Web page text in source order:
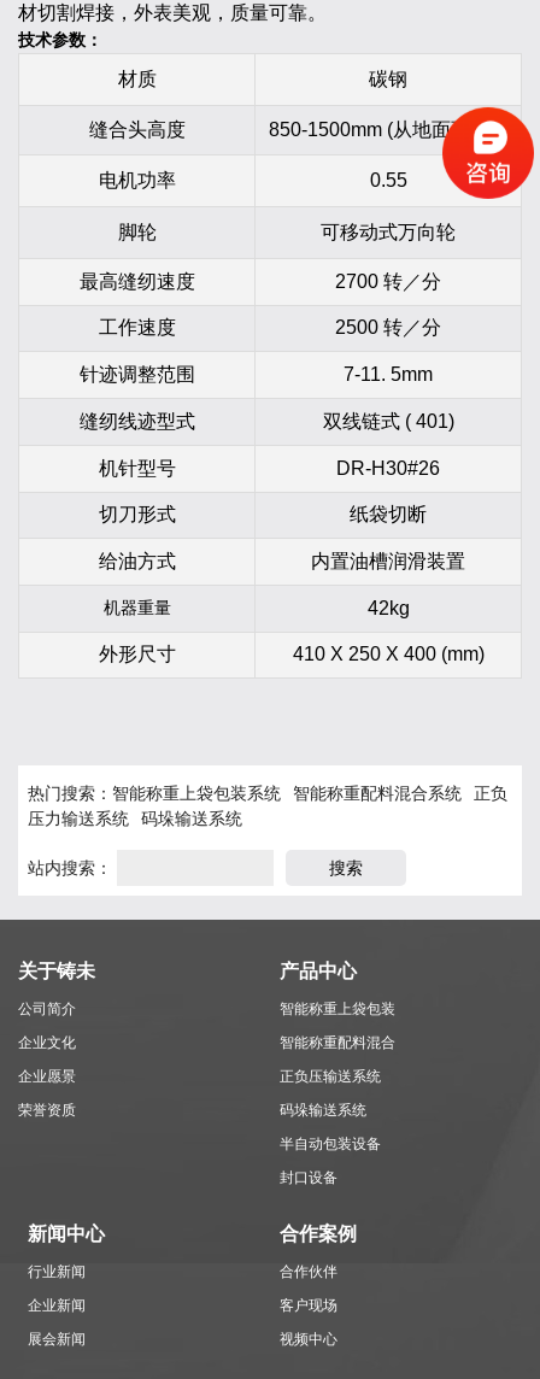
材切割焊接，外表美观，质量可靠。
技术参数 ：
材质 碳钢
缝合头高度 850-1500mm (从地面到针）
电机功率 0.55
脚轮 可移动式万向轮
最高缝纫速度 2700 转／分
工作速度 2500 转／分
针迹调整范围 7-11. 5mm
缝纫线迹型式 双线链式 ( 401)
机针型号 DR-H30#26
切刀形式 纸袋切断
给油方式 内置油槽润滑装置
机器重量 42kg
外形尺寸 410 X 250 X 400 (mm)
热门搜索： 智能称重上袋包装系统 智能称重配料混合系统
正负
压力输送系统
码垛输送系统
站内搜索：
关于铸未
公司简介
企业文化
企业愿景
荣誉资质
产品中心
智能称重上袋包装
系统
智能称重配料混合
系统
正负压输送系统
码垛输送系统
半自动包装设备
封口设备
新闻中心
行业新闻
企业新闻
展会新闻
合作案例
合作伙伴
客户现场
视频中心